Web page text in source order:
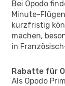
Bei Opodo
Minute-
kurzfristig
machen,
in
Rabatte für
Als Opodo